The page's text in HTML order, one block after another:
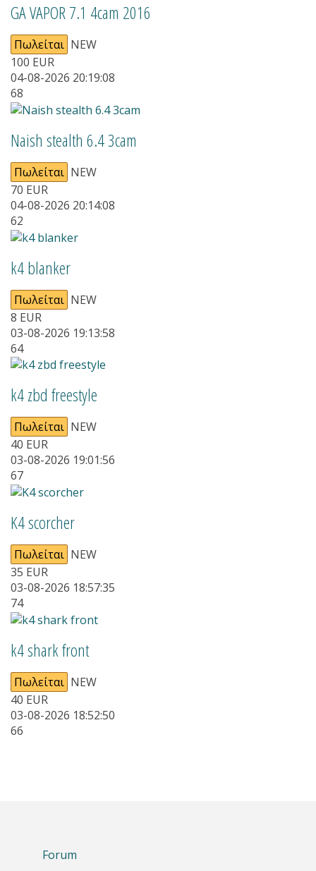
GA VAPOR 7.1 4cam 2016
Πωλείται NEW
100 EUR
04-08-2026 20:19:08
68
Naish stealth 6.4 3cam
Πωλείται NEW
70 EUR
04-08-2026 20:14:08
62
k4 blanker
Πωλείται NEW
8 EUR
03-08-2026 19:13:58
64
k4 zbd freestyle
Πωλείται NEW
40 EUR
03-08-2026 19:01:56
67
Κ4 scorcher
Πωλείται NEW
35 EUR
03-08-2026 18:57:35
74
k4 shark front
Πωλείται NEW
40 EUR
03-08-2026 18:52:50
66
Forum